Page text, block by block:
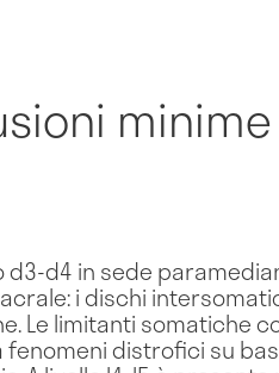
d4 in sede
i dischi
Le limitanti somatiche
distrofici su